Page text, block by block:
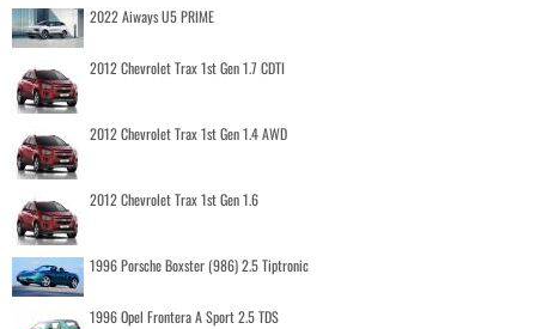
2022 Aiways U5 PRIME
2012 Chevrolet Trax 1st Gen 1.7 CDTI
2012 Chevrolet Trax 1st Gen 1.4 AWD
2012 Chevrolet Trax 1st Gen 1.6
1996 Porsche Boxster (986) 2.5 Tiptronic
1996 Opel Frontera A Sport 2.5 TDS